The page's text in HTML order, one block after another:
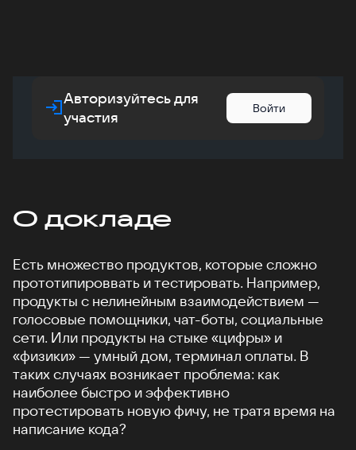
Авторизуйтесь для
участия
Войти
О докладе
Есть множество продуктов, которые сложно
прототипироввать и тестировать. Например,
продукты с нелинейным взаимодействием —
голосовые помощники, чат-боты, социальные
сети. Или продукты на стыке «цифры» и
«физики» — умный дом, терминал оплаты. В
таких случаях возникает проблема: как
наиболее быстро и эффективно
протестировать новую фичу, не тратя время на
написание кода?